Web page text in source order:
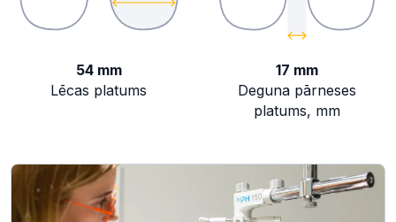
54 mm
Lēcas platums
17 mm
Deguna pārneses
platums, mm